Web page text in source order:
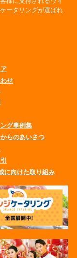
ータリングが選ばれ
せ
グ事例集
らのあいさつ
に向けた取り組み